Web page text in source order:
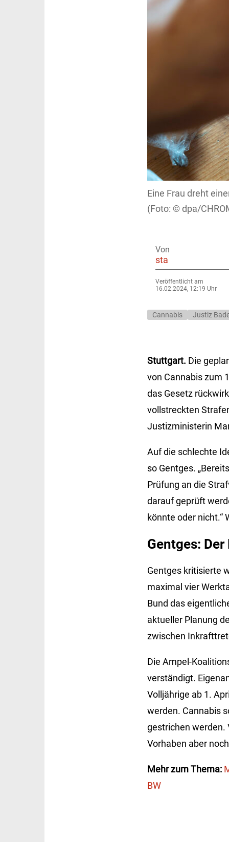
Eine Frau dreht
dpa/
Von
sta
Veröffentlicht am
16.02.2024, 12:19 Uhr
Cannabis Justiz
Stuttgart. Die
von Cannabis zum
das Gesetz
vollstreckten
Justizministerin
Auf die schlechte
so Gentges.
Prüfung an die
darauf geprüft
könnte oder nicht.“
Gentges:
Gentges kritisierte
maximal vier
Bund das
aktueller Planung
zwischen
Die Ampel-
verständigt.
Volljährige ab 1.
werden. Cannabis
gestrichen werden.
Vorhaben aber
Mehr zum Thema:
BW